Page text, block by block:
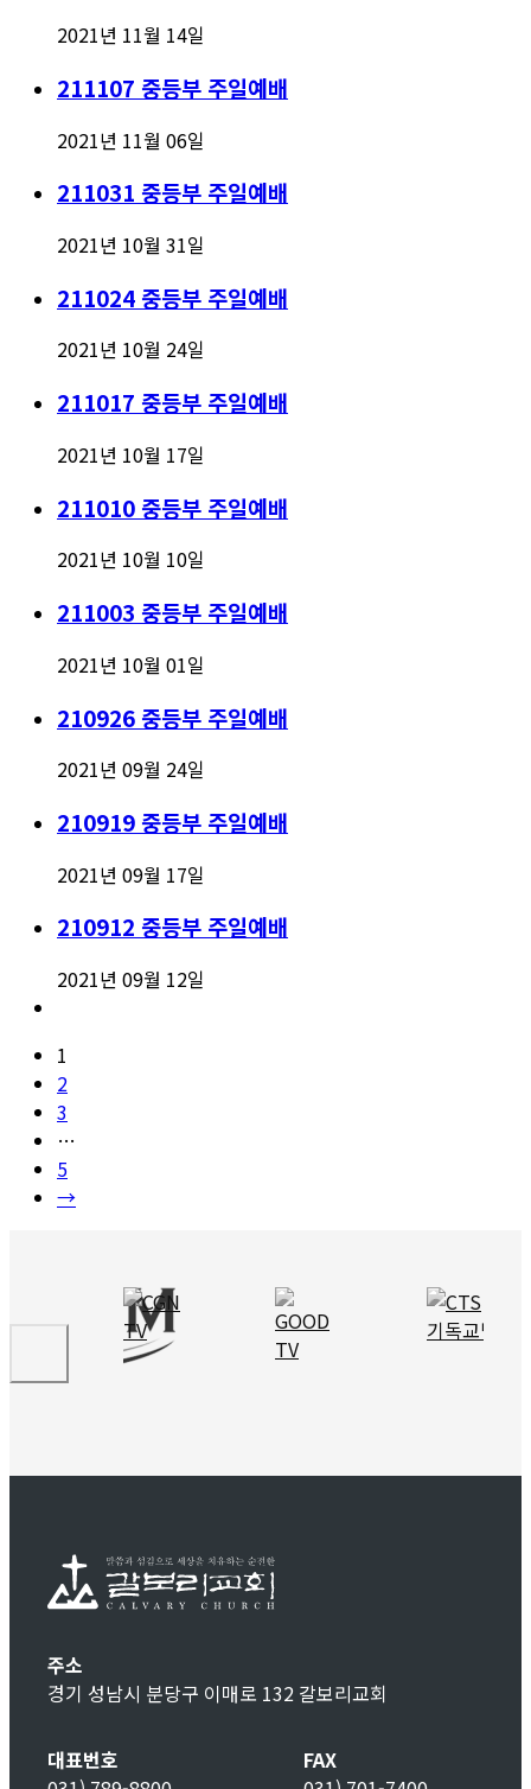
2021년 11월 14일
211107 중등부 주일예배
2021년 11월 06일
211031 중등부 주일예배
2021년 10월 31일
211024 중등부 주일예배
2021년 10월 24일
211017 중등부 주일예배
2021년 10월 17일
211010 중등부 주일예배
2021년 10월 10일
211003 중등부 주일예배
2021년 10월 01일
210926 중등부 주일예배
2021년 09월 24일
210919 중등부 주일예배
2021년 09월 17일
210912 중등부 주일예배
2021년 09월 12일
1
2
3
…
5
→
주소
경기 성남시 분당구 이매로 132 갈보리교회
대표번호
FAX